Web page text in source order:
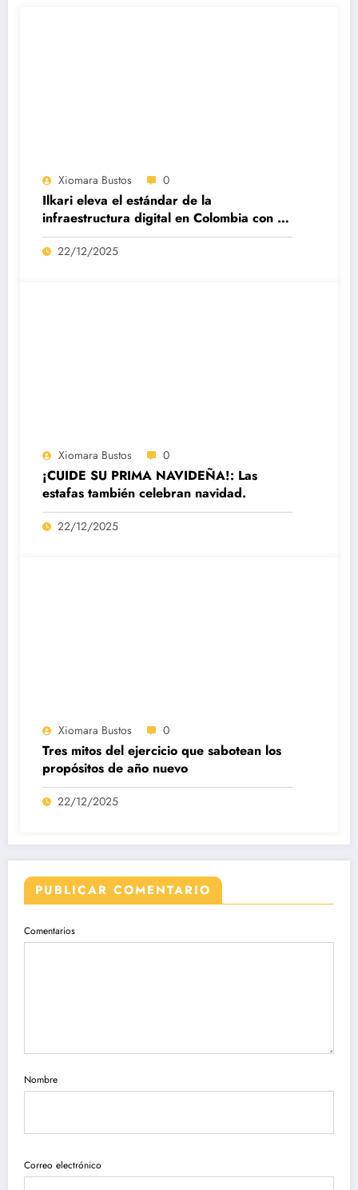
Xiomara Bustos 0
Ilkari eleva el estándar de la
infraestructura digital en Colombia con su
datacenter certificado Nivel IV de ICREA
22/12/2025
Xiomara Bustos 0
¡CUIDE SU PRIMA NAVIDEÑA!: Las
estafas también celebran navidad.
22/12/2025
Xiomara Bustos 0
Tres mitos del ejercicio que sabotean los
propósitos de año nuevo
22/12/2025
PUBLICAR COMENTARIO
Comentarios
Nombre
Correo electrónico